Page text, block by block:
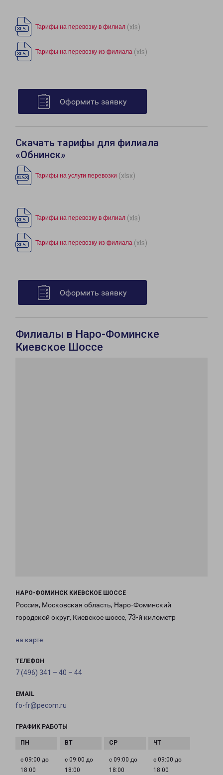
Тарифы на перевозку в филиал (xls)
Тарифы на перевозку из филиала (xls)
Оформить заявку
Скачать тарифы для филиала
«Обнинск»
Тарифы на услуги перевозки (xlsx)
Тарифы на перевозку в филиал (xls)
Тарифы на перевозку из филиала (xls)
Оформить заявку
Филиалы в Наро-Фоминске
Киевское Шоссе
НАРО-ФОМИНСК КИЕВСКОЕ ШОССЕ
Россия, Московская область, Наро-Фоминский
городской округ, Киевское шоссе, 73-й километр
на карте
ТЕЛЕФОН
7 (496) 341 – 40 – 44
EMAIL
fo-fr@pecom.ru
ГРАФИК РАБОТЫ
с 09:00 до
18:00
с 09:00 до
18:00
с 09:00 до
18:00
с 09:00 до
18:00